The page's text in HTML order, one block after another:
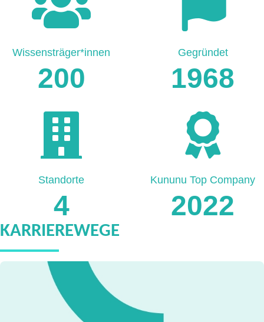
200
Wissensträger*innen
1968
Gegründet
4
Standorte
2022
Kununu Top Company
KARRIEREWEGE